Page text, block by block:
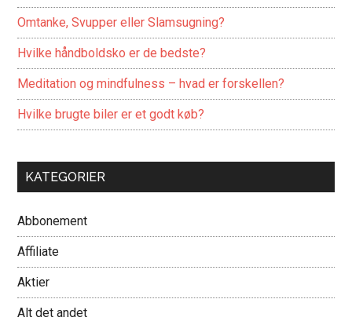
Omtanke, Svupper eller Slamsugning?
Hvilke håndboldsko er de bedste?
Meditation og mindfulness – hvad er forskellen?
Hvilke brugte biler er et godt køb?
KATEGORIER
Abbonement
Affiliate
Aktier
Alt det andet